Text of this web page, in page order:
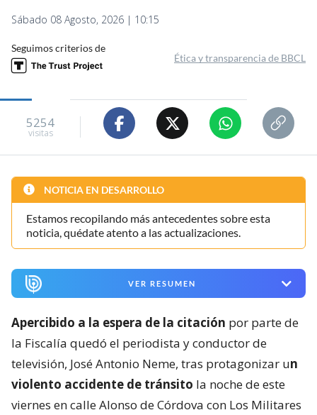
Sábado 08 Agosto, 2026 | 10:15
Seguimos criterios de
Ética y transparencia de BBCL
5254
visitas
NOTICIA EN DESARROLLO
Estamos recopilando más antecedentes sobre esta
noticia, quédate atento a las actualizaciones.
VER RESUMEN
Apercibido a la espera de la citación por parte de
la Fiscalía quedó el periodista y conductor de
televisión, José Antonio Neme, tras protagonizar un
violento accidente de tránsito la noche de este
viernes en calle Alonso de Córdova con Los Militares